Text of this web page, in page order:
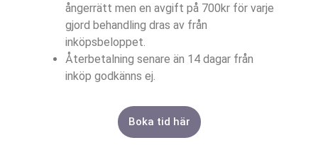
ångerrätt men en avgift på 700kr för varje
gjord behandling dras av från
inköpsbeloppet.
Återbetalning senare än 14 dagar från
inköp godkänns ej.
Boka tid här